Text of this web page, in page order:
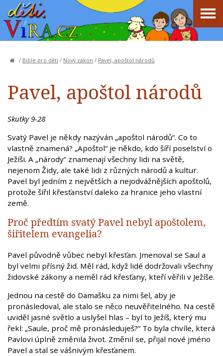
/ Bible pro děti / Nový zákon / Pavel, apoštol národů
Pavel, apoštol národů
Skutky 9-28
Svatý Pavel je někdy nazýván „apoštol národů“. Co to
vlastně znamená? „Apoštol“ je někdo, kdo šíří poselství o
Ježíši. A „národy“ znamenají všechny lidi na světě,
nejenom Židy, ale také lidi z různých národů a kultur.
Pavel byl jedním z největších a nejodvážnějších apoštolů,
protože šířil křesťanství daleko za hranice jeho vlastní
země.
Proč předtím svatý Pavel nebyl apoštolem,
šiřitelem evangelia?
Pavel původně vůbec nebyl křesťan. Jmenoval se Saul a
byl velmi přísný žid. Měl rád, když lidé dodržovali všechny
židovské zákony a neměl rád křesťany, kteří věřili v Ježíše.
Jednou na cestě do Damašku za nimi šel, aby je
pronásledoval, ale stalo se něco neuvěřitelného. Na cestě
uviděl jasné světlo a uslyšel hlas – byl to Ježíš, který mu
řekl: „Saule, proč mě pronásleduješ?“ To byla chvíle, která
Pavlovi úplně změnila život. Změnil se, přijal nové jméno
Pavel a stal se vášnivým křesťanem.